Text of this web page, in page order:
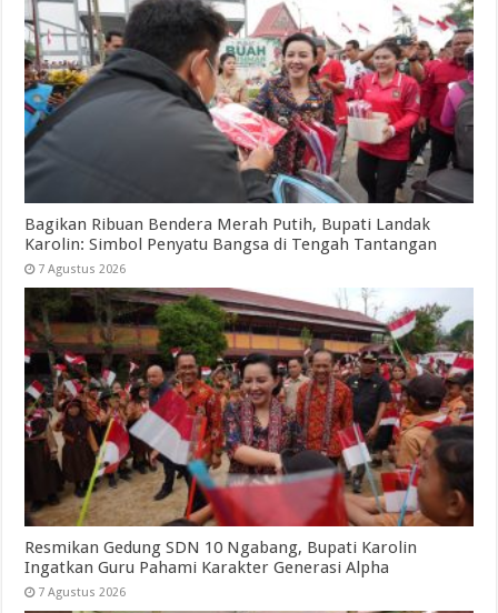
Bagikan Ribuan Bendera Merah Putih, Bupati Landak
Karolin: Simbol Penyatu Bangsa di Tengah Tantangan
7 Agustus 2026
Resmikan Gedung SDN 10 Ngabang, Bupati Karolin
Ingatkan Guru Pahami Karakter Generasi Alpha
7 Agustus 2026